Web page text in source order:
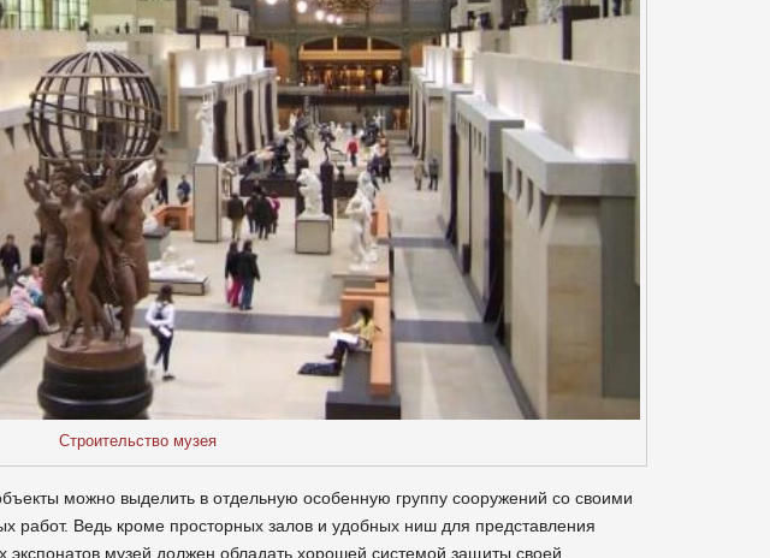
Строительство музея
можно выделить в отдельную особенную группу сооружений со своими
Ведь кроме просторных залов и удобных ниш для представления
экспонатов музей должен обладать хорошей системой защиты своей